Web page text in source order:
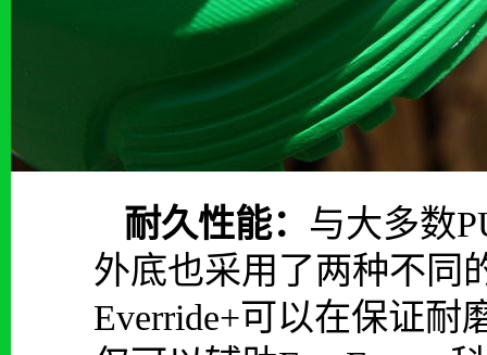
耐久性能： 与大多数
外底也采用了两种不同
Everride+可以在保证耐